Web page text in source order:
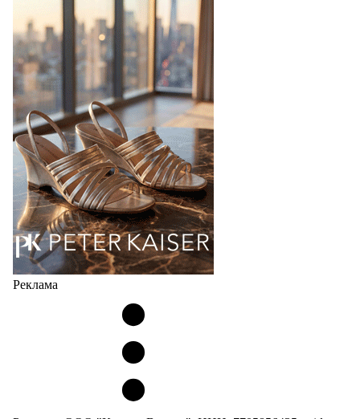
Bubble
Популярный силуэт бренда,1999 года выпуска,
соответствует сегодняшнему тренду на
сникерины (гибридный вариант балеток и
кроссовок обтекаемой формы и с тонкой подошвой).
Но в модели Miu Miu Bubble присутствует еще и…
05.08.2026 2775
Реклама